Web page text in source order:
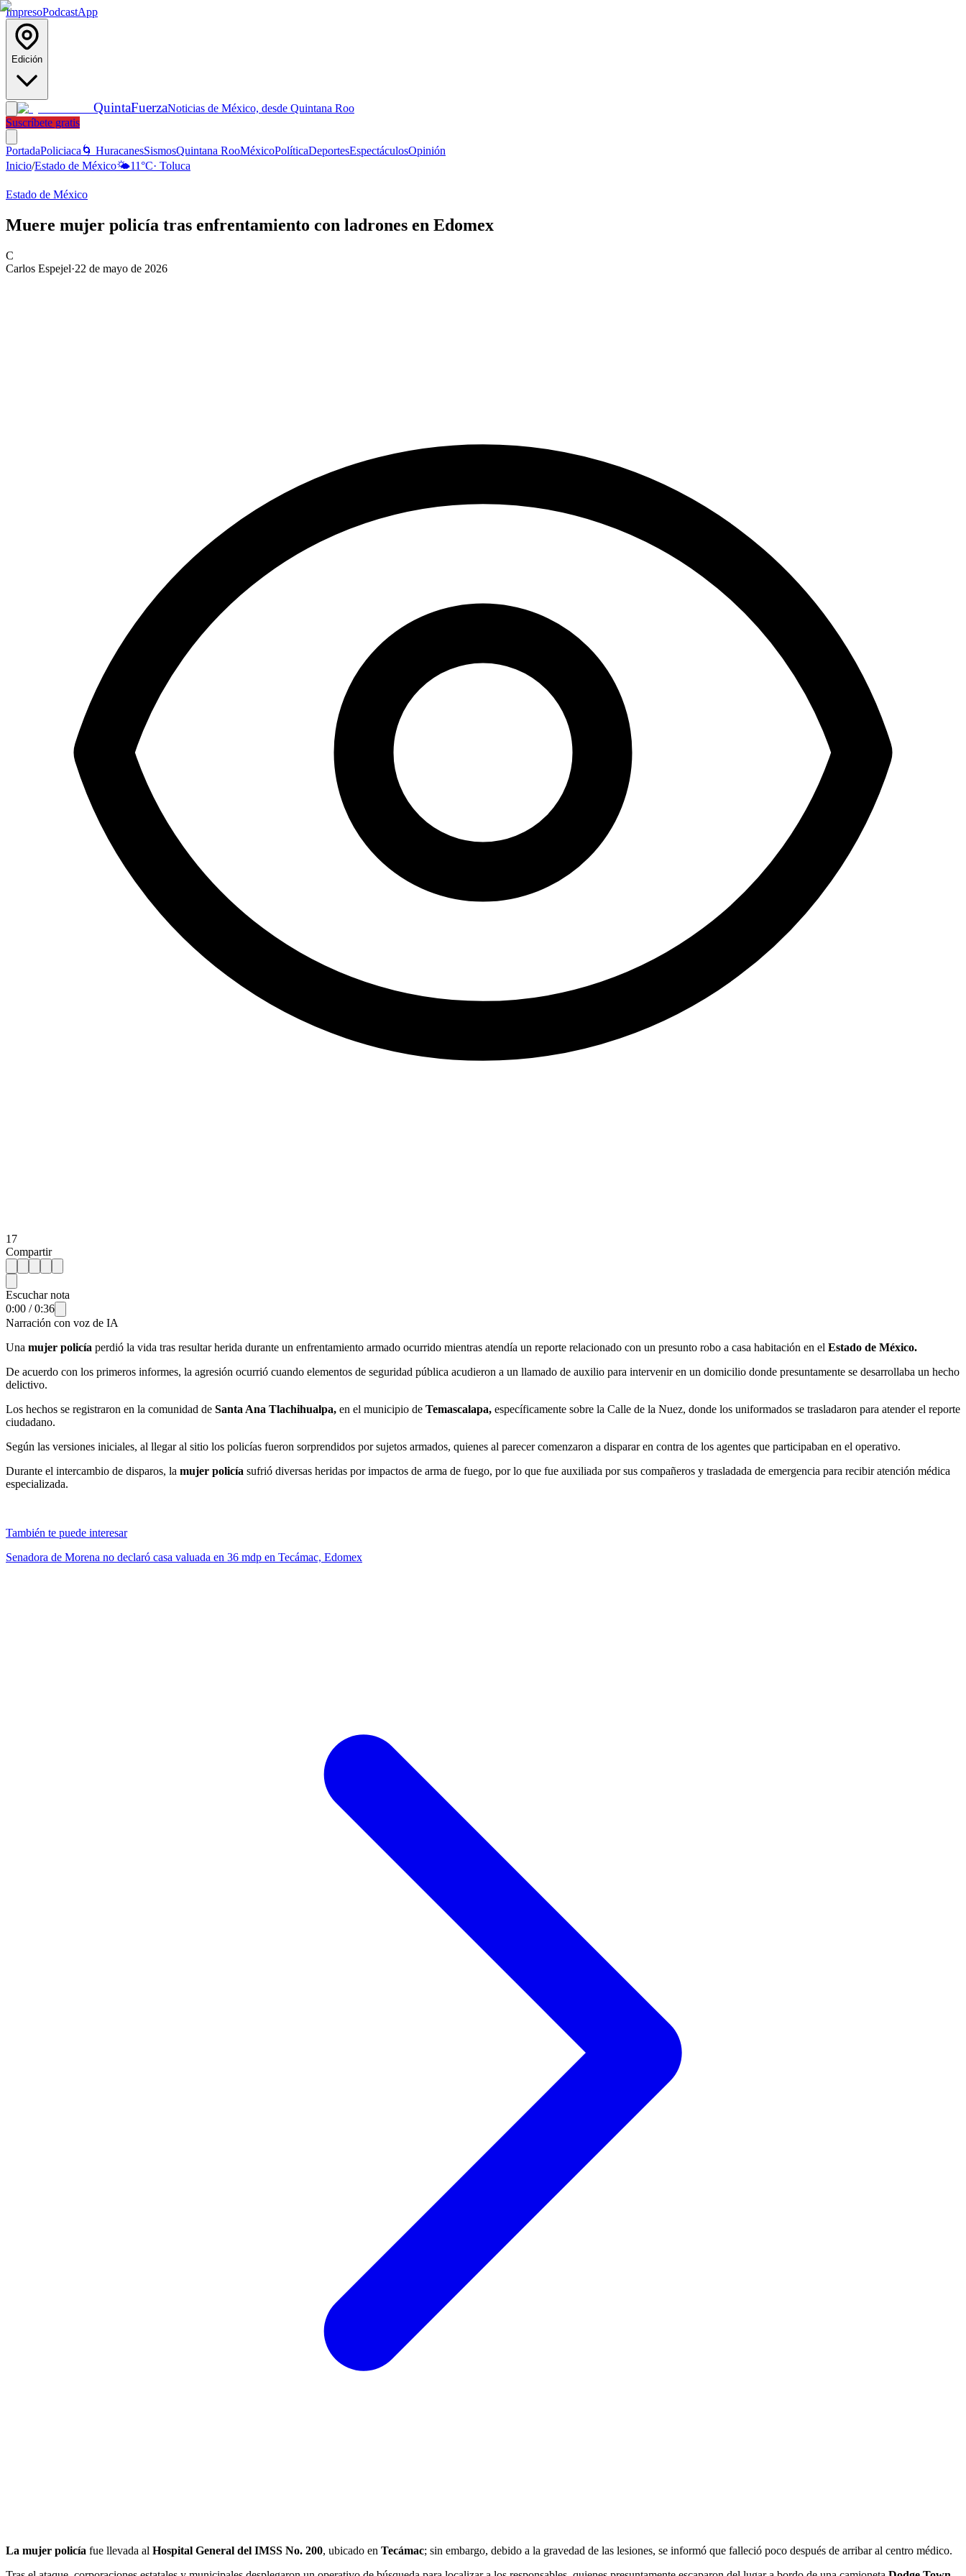
ImpresoPodcastApp
Edición
QuintaFuerzaNoticias de México, desde Quintana Roo
Suscríbete gratis
PortadaPoliciaca 🌀 HuracanesSismosQuintana RooMéxicoPolíticaDeportesEspectáculosOpinión
Inicio/Estado de México🌤️11°C· Toluca
Estado de México
Muere mujer policía tras enfrentamiento con ladrones en Edomex
C
Carlos Espejel·22 de mayo de 2026
17
Compartir
Escuchar nota
0:00 /0:36
Narración con voz de IA
Una mujer policía perdió la vida tras resultar herida durante un enfrentamiento armado ocurrido mientras atendía un reporte relacionado con un presunto robo a casa habitación en el Estado de México.
De acuerdo con los primeros informes, la agresión ocurrió cuando elementos de seguridad pública acudieron a un llamado de auxilio para intervenir en un domicilio donde presuntamente se desarrollaba un hecho
delictivo.
Los hechos se registraron en la comunidad de Santa Ana Tlachihualpa, en el municipio de Temascalapa, específicamente sobre la Calle de la Nuez, donde los uniformados se trasladaron para atender el reporte
ciudadano.
Según las versiones iniciales, al llegar al sitio los policías fueron sorprendidos por sujetos armados, quienes al parecer comenzaron a disparar en contra de los agentes que participaban en el operativo.
Durante el intercambio de disparos, la mujer policía sufrió diversas heridas por impactos de arma de fuego, por lo que fue auxiliada por sus compañeros y trasladada de emergencia para recibir atención médica
especializada.
También te puede interesar
Senadora de Morena no declaró casa valuada en 36 mdp en Tecámac, Edomex
La mujer policía fue llevada al Hospital General del IMSS No. 200, ubicado en Tecámac; sin embargo, debido a la gravedad de las lesiones, se informó que falleció poco después de arribar al centro médico.